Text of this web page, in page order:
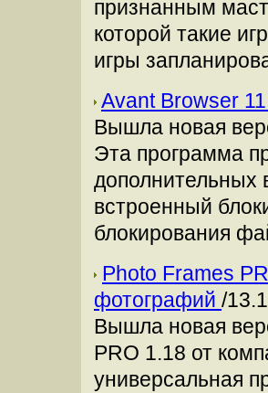
признанным
которой такие
игры
Avant Browser
Вышла новая
Эта программа
дополнительных
встроенный
блокирования
Photo Frames
фотографий /
Вышла новая
PRO 1.18 от
универсальная